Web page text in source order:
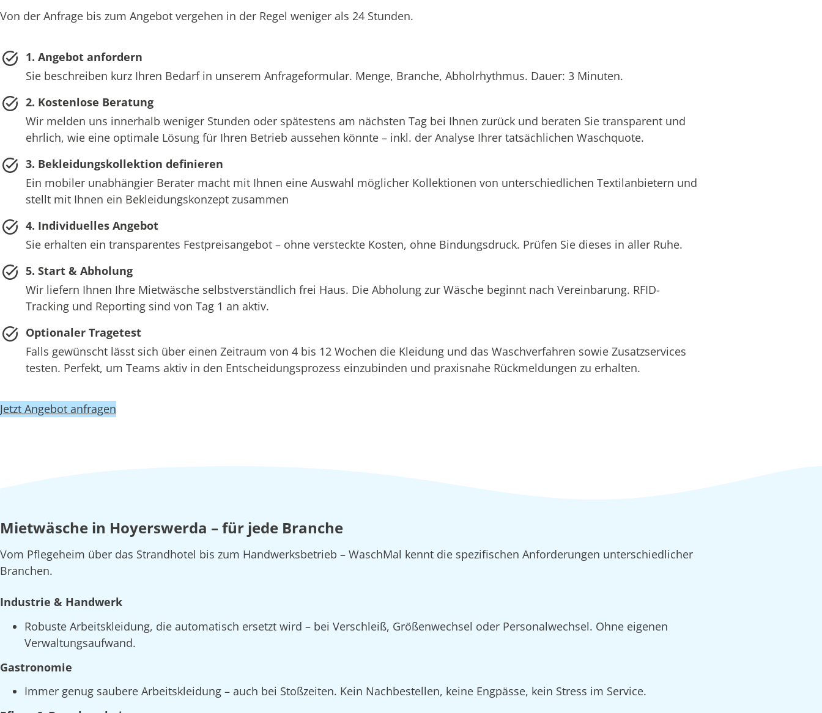
Von der Anfrage bis zum Angebot vergehen in der Regel weniger als 24 Stunden.
1. Angebot anfordern
Sie beschreiben kurz Ihren Bedarf in unserem Anfrageformular. Menge, Branche, Abholrhythmus. Dauer: 3 Minuten.
2. Kostenlose Beratung
Wir melden uns innerhalb weniger Stunden oder spätestens am nächsten Tag bei Ihnen zurück und beraten Sie transparent und
ehrlich, wie eine optimale Lösung für Ihren Betrieb aussehen könnte – inkl. der Analyse Ihrer tatsächlichen Waschquote.
3. Bekleidungskollektion definieren
Ein mobiler unabhängier Berater macht mit Ihnen eine Auswahl möglicher Kollektionen von unterschiedlichen Textilanbietern und
stellt mit Ihnen ein Bekleidungskonzept zusammen
4. Individuelles Angebot
Sie erhalten ein transparentes Festpreisangebot – ohne versteckte Kosten, ohne Bindungsdruck. Prüfen Sie dieses in aller Ruhe.
5. Start & Abholung
Wir liefern Ihnen Ihre Mietwäsche selbstverständlich frei Haus. Die Abholung zur Wäsche beginnt nach Vereinbarung. RFID-
Tracking und Reporting sind von Tag 1 an aktiv.
Optionaler Tragetest
Falls gewünscht lässt sich über einen Zeitraum von 4 bis 12 Wochen die Kleidung und das Waschverfahren sowie Zusatzservices
testen. Perfekt, um Teams aktiv in den Entscheidungsprozess einzubinden und praxisnahe Rückmeldungen zu erhalten.
Jetzt Angebot anfragen
Mietwäsche in Hoyerswerda – für jede Branche
Vom Pflegeheim über das Strandhotel bis zum Handwerksbetrieb – WaschMal kennt die spezifischen Anforderungen unterschiedlicher
Branchen.
Industrie & Handwerk
Robuste Arbeitskleidung, die automatisch ersetzt wird – bei Verschleiß, Größenwechsel oder Personalwechsel. Ohne eigenen
Verwaltungsaufwand.
Gastronomie
Immer genug saubere Arbeitskleidung – auch bei Stoßzeiten. Kein Nachbestellen, keine Engpässe, kein Stress im Service.